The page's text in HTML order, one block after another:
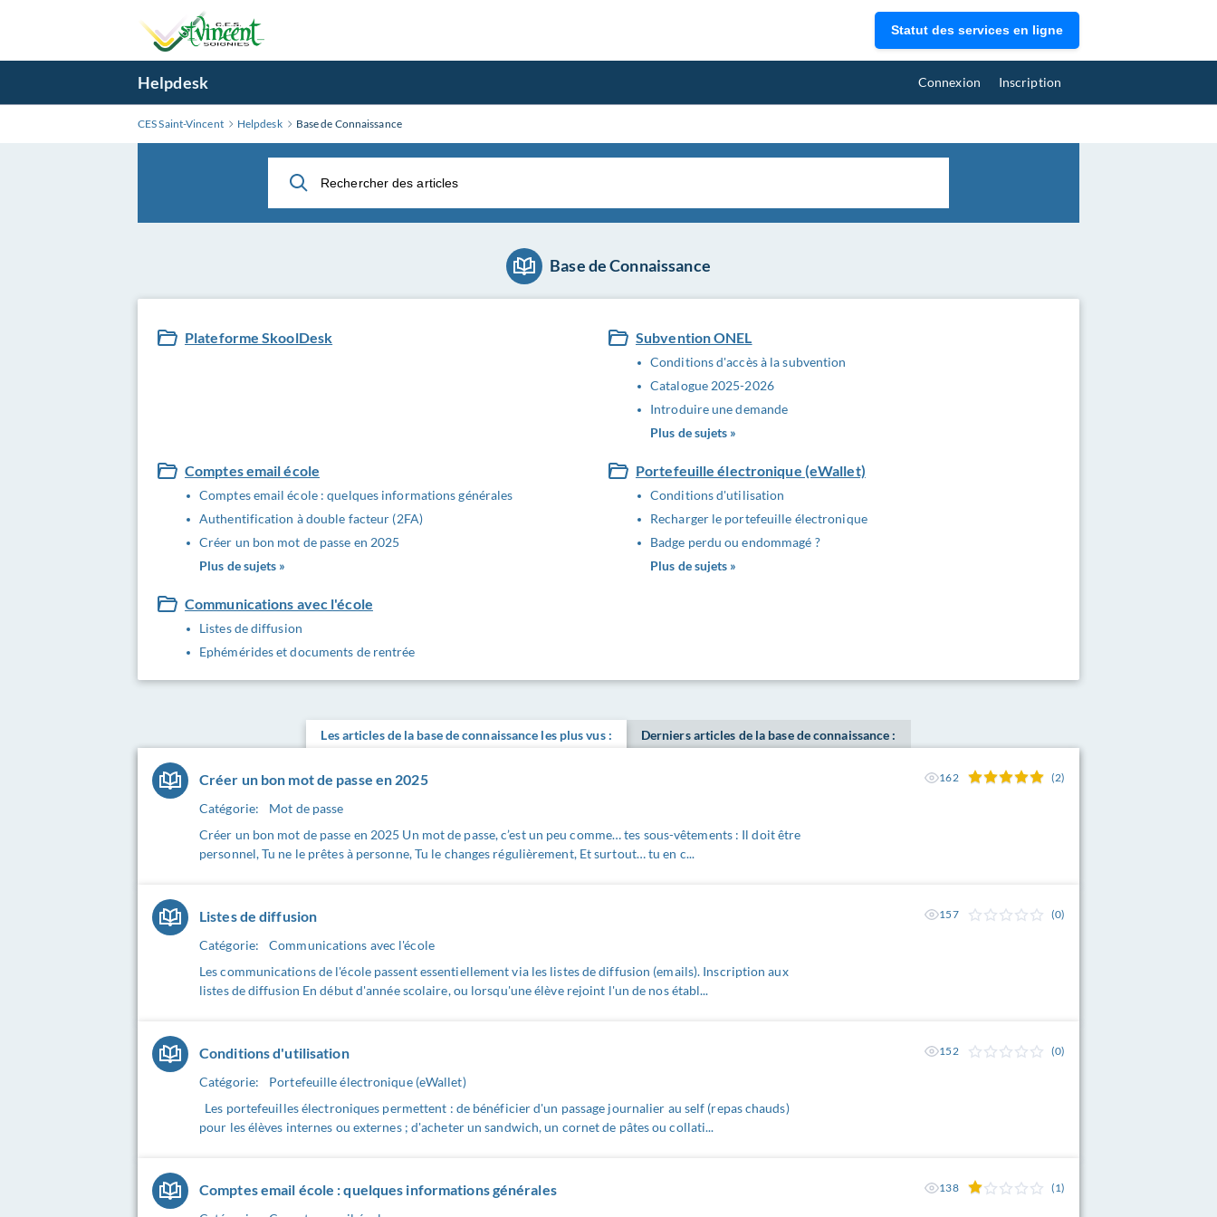
Statut des services en ligne
Helpdesk Connexion Inscription
CES Saint-Vincent Helpdesk Base de Connaissance
Base de Connaissance
Plateforme SkoolDesk Subvention ONEL
Conditions d'accès à la subvention
Catalogue 2025-2026
Introduire une demande
Plus de sujets »
Comptes email école
Comptes email école : quelques informations générales
Authentification à double facteur (2FA)
Créer un bon mot de passe en 2025
Plus de sujets »
Portefeuille électronique (eWallet)
Conditions d'utilisation
Recharger le portefeuille électronique
Badge perdu ou endommagé ?
Plus de sujets »
Communications avec l'école
Listes de diffusion
Ephémérides et documents de rentrée
Les articles de la base de connaissance les plus vus : Derniers articles de la base de connaissance :
Créer un bon mot de passe en 2025
Catégorie:
Mot de passe
Créer un bon mot de passe en 2025 Un mot de passe, c’est un peu comme… tes sous-vêtements : Il doit être
personnel, Tu ne le prêtes à personne, Tu le changes régulièrement, Et surtout… tu en c...
162 (2)
Listes de diffusion
Catégorie:
Communications avec l'école
Les communications de l'école passent essentiellement via les listes de diffusion (emails). Inscription aux
listes de diffusion En début d'année scolaire, ou lorsqu'une élève rejoint l'un de nos établ...
157 (0)
Conditions d'utilisation
Catégorie:
Portefeuille électronique (eWallet)
Les portefeuilles électroniques permettent : de bénéficier d'un passage journalier au self (repas chauds)
pour les élèves internes ou externes ; d'acheter un sandwich, un cornet de pâtes ou collati...
152 (0)
Comptes email école : quelques informations générales 138 (1)